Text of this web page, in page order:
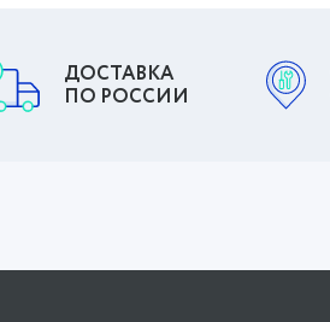
ДОСТАВКА
ПО РОССИИ